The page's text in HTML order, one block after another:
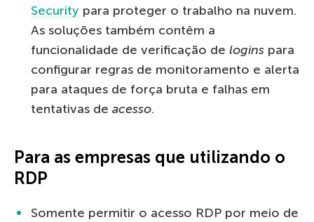
Security para proteger o trabalho na nuvem.
As soluções também contêm a
funcionalidade de verificação de logins para
configurar regras de monitoramento e alerta
para ataques de força bruta e falhas em
tentativas de acesso.
Para as empresas que utilizando o
RDP
Somente permitir o acesso RDP por meio de